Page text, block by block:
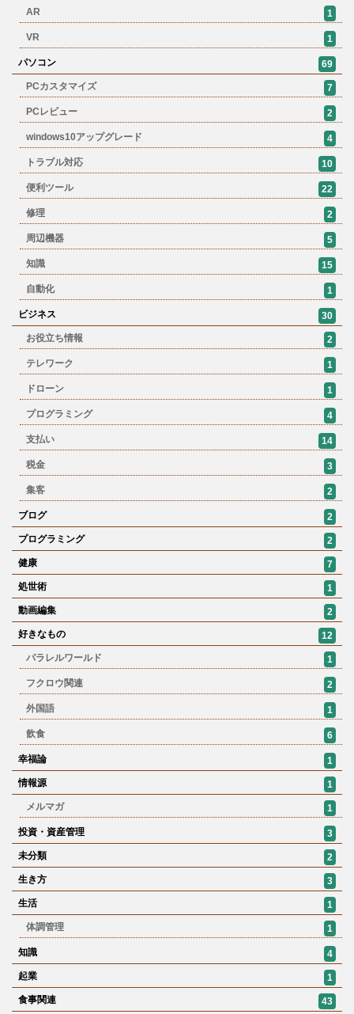
AR 1
VR 1
パソコン
69
PCカスタマイズ
7
PCレビュー 2
windows10アップグレード 4
トラブル対応 10
便利ツール 22
修理 2
周辺機器 5
知識 15
自動化 1
ビジネス
30
お役立ち情報
2
テレワーク 1
ドローン 1
プログラミング 4
支払い 14
税金 3
集客 2
ブログ
2
プログラミング
2
健康
7
処世術
1
動画編集
2
好きなもの
12
パラレルワールド
1
フクロウ関連 2
外国語 1
飲食 6
幸福論
1
情報源
1
メルマガ
1
投資・資産管理
3
未分類
2
生き方
3
生活
1
体調管理
1
知識
4
起業
1
食事関連
43